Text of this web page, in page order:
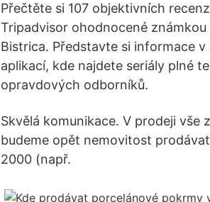
Přečtěte si 107 objektivních
Tripadvisor ohodnocené
Bistrica. Představte si informace
aplikací, kde najdete seriály plné
opravdových odborníků.
Skvělá komunikace. V prodeji vše
budeme opět nemovitost
2000 (např.